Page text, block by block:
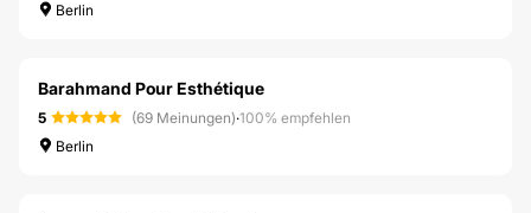
Berlin
Barahmand Pour Esthétique
5 (69 Meinungen)·100% empfehlen
Berlin